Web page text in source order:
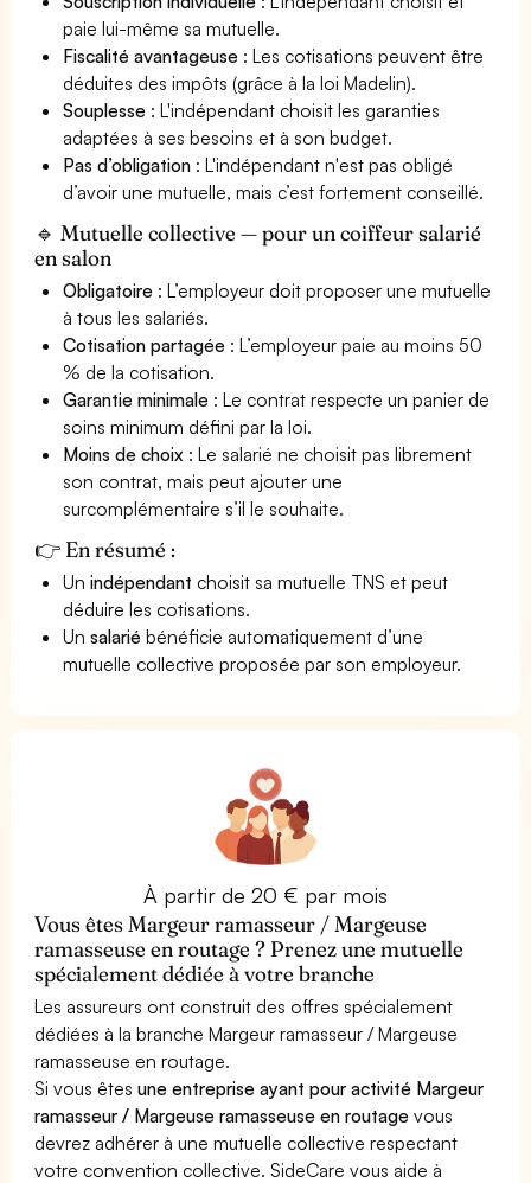
paie lui-même sa mutuelle.
Fiscalité avantageuse : Les cotisations peuvent être
déduites des impôts (grâce à la loi Madelin).
Souplesse : L'indépendant choisit les garanties
adaptées à ses besoins et à son budget.
Pas d’obligation : L'indépendant n'est pas obligé
d’avoir une mutuelle, mais c’est fortement conseillé.
🔹 Mutuelle collective — pour un coiffeur salarié
en salon
Obligatoire : L’employeur doit proposer une mutuelle
à tous les salariés.
Cotisation partagée : L’employeur paie au moins 50
% de la cotisation.
Garantie minimale : Le contrat respecte un panier de
soins minimum défini par la loi.
Moins de choix : Le salarié ne choisit pas librement
son contrat, mais peut ajouter une
surcomplémentaire s’il le souhaite.
👉 En résumé :
Unindépendant choisit sa mutuelle TNS et peut
déduire les cotisations.
Unsalarié bénéficie automatiquement d’une
mutuelle collective proposée par son employeur.
À partir de 20 € par mois
Vous êtes Margeur ramasseur / Margeuse
ramasseuse en routage ? Prenez une mutuelle
spécialement dédiée à votre branche
Les assureurs ont construit des offres spécialement
dédiées à la branche Margeur ramasseur / Margeuse
ramasseuse en routage.
Si vous êtesune entreprise ayant pour activité Margeur
ramasseur / Margeuse ramasseuse en routage vous
devrez adhérer à une mutuelle collective respectant
votre convention collective. SideCare vous aide à